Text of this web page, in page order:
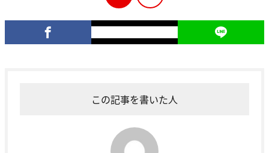
この記事を書いた人